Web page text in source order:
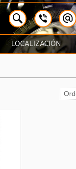
LOCALIZACIÓN